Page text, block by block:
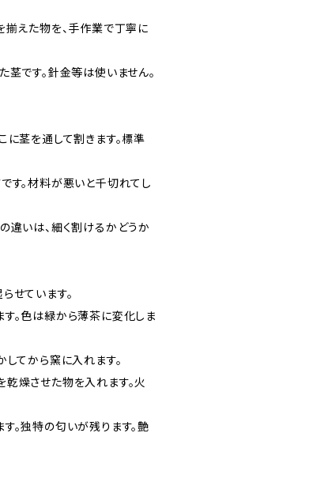
揃えた物を、手作業で丁寧に
です。針金等は使いません。
に茎を通して割きます。標準
す。材料が悪いと千切れてし
違いは、細く割けるかどうか
せています。
。色は緑から薄茶に変化しま
てから窯に入れます。
燥させた物を入れます。火
。独特の匂いが残ります。艶